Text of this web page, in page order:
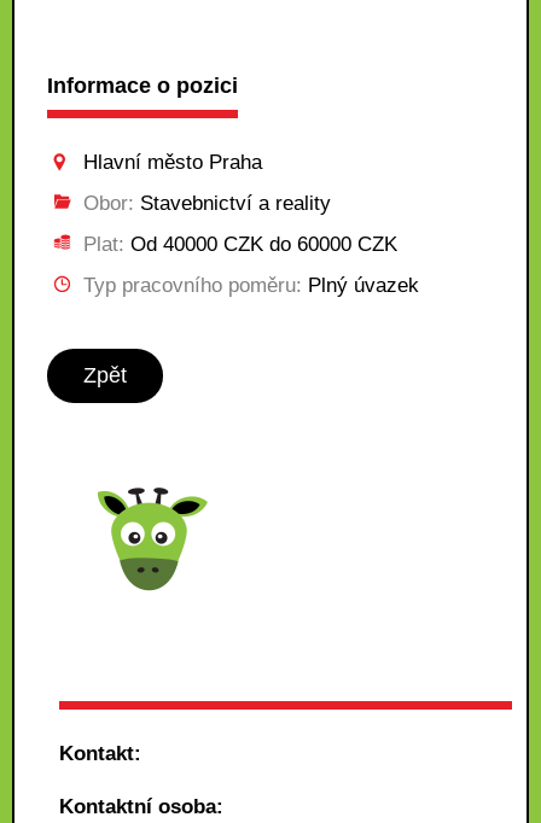
Informace o pozici
Hlavní město Praha
Obor: Stavebnictví a reality
Plat: Od 40000 CZK do 60000 CZK
Typ pracovního poměru: Plný úvazek
Zpět
Kontakt:
Kontaktní osoba: